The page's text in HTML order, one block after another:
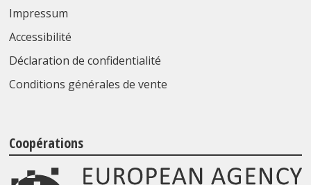
Impressum
Accessibilité
Déclaration de confidentialité
Conditions générales de vente
Coopérations